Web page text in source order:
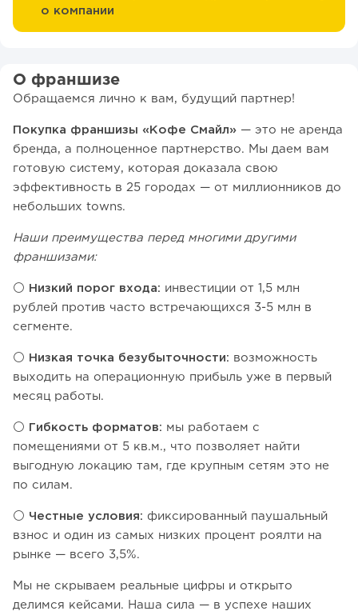
о компании
О франшизе
Обращаемся лично к вам, будущий партнер!
Покупка франшизы «Кофе Смайл» — это не аренда
бренда, а полноценное партнерство. Мы даем вам
готовую систему, которая доказала свою
эффективность в 25 городах — от миллионников до
небольших towns.
Наши преимущества перед многими другими
франшизами:
⚪️ Низкий порог входа: инвестиции от 1,5 млн
рублей против часто встречающихся 3-5 млн в
сегменте.
⚪️ Низкая точка безубыточности: возможность
выходить на операционную прибыль уже в первый
месяц работы.
⚪️ Гибкость форматов: мы работаем с
помещениями от 5 кв.м., что позволяет найти
выгодную локацию там, где крупным сетям это не
по силам.
⚪️ Честные условия: фиксированный паушальный
взнос и один из самых низких процент роялти на
рынке — всего 3,5%.
Мы не скрываем реальные цифры и открыто
делимся кейсами. Наша сила — в успехе наших